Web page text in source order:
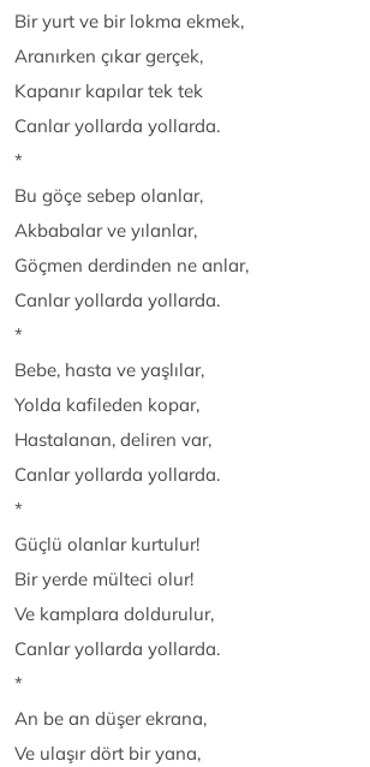
Bir yurt ve bir lokma ekmek,
Aranırken çıkar gerçek,
Kapanır kapılar tek tek
Canlar yollarda yollarda.
*
Bu göçe sebep olanlar,
Akbabalar ve yılanlar,
Göçmen derdinden ne anlar,
Canlar yollarda yollarda.
*
Bebe, hasta ve yaşlılar,
Yolda kafileden kopar,
Hastalanan, deliren var,
Canlar yollarda yollarda.
*
Güçlü olanlar kurtulur!
Bir yerde mülteci olur!
Ve kamplara doldurulur,
Canlar yollarda yollarda.
*
An be an düşer ekrana,
Ve ulaşır dört bir yana,